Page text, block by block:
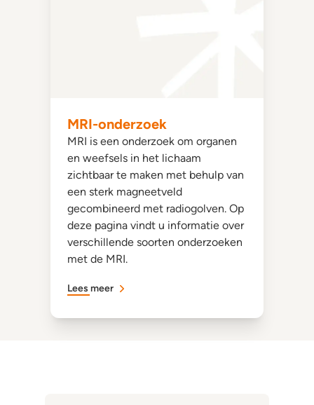
MRI-onderzoek
MRI is een onderzoek om organen
en weefsels in het lichaam
zichtbaar te maken met behulp van
een sterk magneetveld
gecombineerd met radiogolven. Op
deze pagina vindt u informatie over
verschillende soorten onderzoeken
met de MRI.
Lees meer